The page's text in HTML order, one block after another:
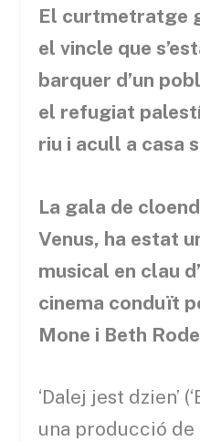
El curtmetratge
el vincle que
barquer d’un
el refugiat
riu i acull a casa
La gala de
Venus, ha estat
musical en clau
cinema conduït
Mone i Beth
‘Dalej jest dzien’
una producció de